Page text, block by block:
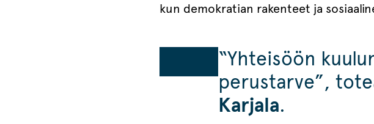
kun demokratian rakenteet ja
“Yhteisöön
perustarve”,
Karjala.